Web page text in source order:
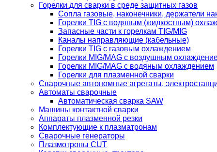
Горелки для сварки в среде защитных газов
Сопла газовые, наконечники, держатели
Горелки TIG с водяным (жидкостным)
Запасные части к горелкам TIG/MIG
Каналы направляющие (кабельные)
Горелки TIG с газовым охлаждением
Горелки MIG/MAG с воздушным
Горелки MIG/MAG с водяным охлаждением
Горелки для плазменной сварки
Сварочные автономные агрегаты,
Автоматы сварочные
Автоматическая сварка SAW
Машины контактной сварки
Аппараты плазменной резки
Комплектующие к плазматронам
Сварочные генераторы
Плазмотроны CUT